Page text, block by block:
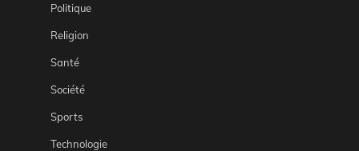
Politique
Religion
Santé
Société
Sports
Technologie